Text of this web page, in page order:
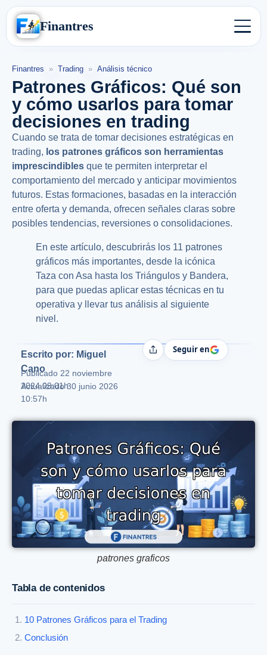
Finantres
Finantres » Trading » Análisis técnico
Patrones Gráficos: Qué son
y cómo usarlos para tomar
decisiones en trading
Cuando se trata de tomar decisiones estratégicas en
trading, los patrones gráficos son herramientas
imprescindibles que te permiten interpretar el
comportamiento del mercado y anticipar movimientos
futuros. Estas formaciones, basadas en la interacción
entre oferta y demanda, ofrecen señales claras sobre
posibles tendencias, reversiones o consolidaciones.
En este artículo, descubrirás los 11 patrones
gráficos más importantes, desde la icónica
Taza con Asa hasta los Triángulos y Bandera,
para que puedas aplicar estas técnicas en tu
operativa y llevar tus análisis al siguiente
nivel.
Escrito por: Miguel
Cano
Publicado 22 noviembre
2024 09:01h
Actualizado 30 junio 2026
10:57h
CompartirSeguir en
patrones graficos
Tabla de contenidos
10 Patrones Gráficos para el Trading
Conclusión